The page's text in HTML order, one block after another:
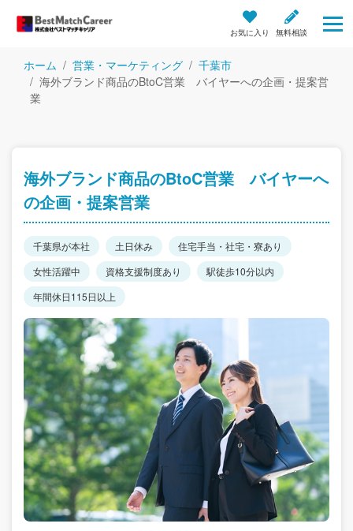
お気に入り 無料相談
ホーム 営業・マーケティング
千葉市
海外ブランド商品のBtoC営業 バイヤーへの企画・提案営
業
海外ブランド商品のBtoC営業 バイヤーへ
の企画・提案営業
千葉県が本社 土日休み
住宅手当・社宅・寮あり
女性活躍中
資格支援制度あり
駅徒歩10分以内
年間休日115日以上